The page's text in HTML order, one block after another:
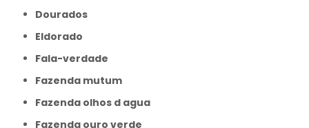
Dourados
Eldorado
Fala-verdade
Fazenda mutum
Fazenda olhos d agua
Fazenda ouro verde